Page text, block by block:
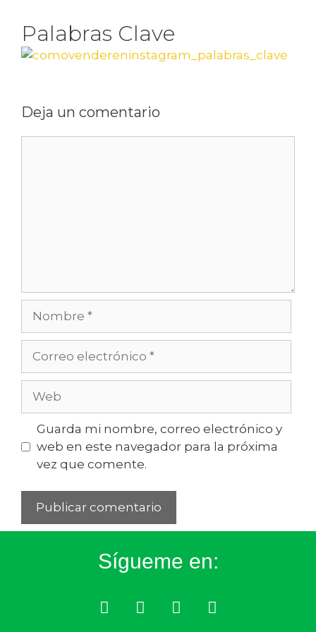
Palabras Clave
Deja un comentario
Guarda mi nombre, correo electrónico y
web en este navegador para la próxima
vez que comente.
Sígueme en: